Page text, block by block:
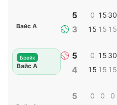
Вайс А
5
3
0
15
15
15
30
15
Брейк
Вайс А
5
4
0
15
15
15
30
15
5
0
0
0